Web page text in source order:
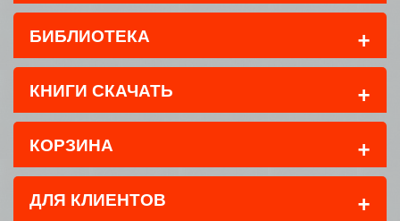
БИБЛИОТЕКА +
КНИГИ СКАЧАТЬ +
КОРЗИНА +
ДЛЯ КЛИЕНТОВ +